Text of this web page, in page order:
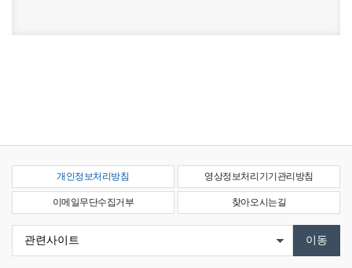
개인정보처리방침 영상정보처리기기관리방침
이메일무단수집거부 찾아오시는길